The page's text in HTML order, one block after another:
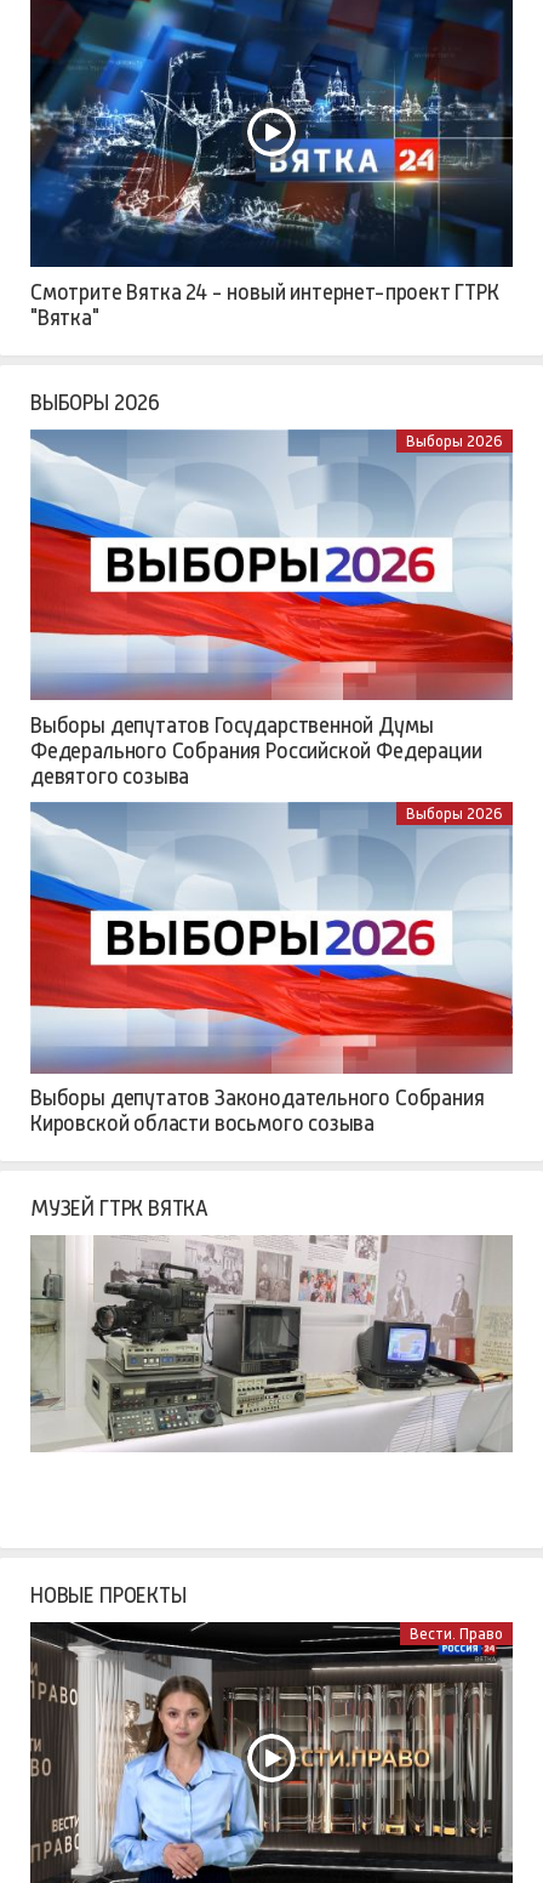
Смотрите Вятка 24 - новый интернет-проект ГТРК
"Вятка"
ВЫБОРЫ 2026
Выборы 2026
Выборы депутатов Государственной Думы
Федерального Собрания Российской Федерации
девятого созыва
Выборы 2026
Выборы депутатов Законодательного Собрания
Кировской области восьмого созыва
МУЗЕЙ ГТРК ВЯТКА
НОВЫЕ ПРОЕКТЫ
Вести. Право